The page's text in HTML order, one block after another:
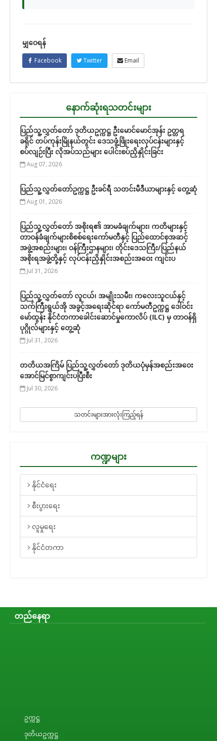
မျှဝေရန်
Facebook Twitter Email
နောက်ဆုံးရသတင်းများ
ပြည်သူ့လွှတ်တော် ဒုတိယဥက္ကဋ္ဌ ဦးမောင်မောင်အုန်း ဥတ္တရ
ခရိုင် တပ်ကုန်းမြိုနယ်တွင်း ဒေသဖွံ့ဖြိုးရေးလုပ်ငန်းများနှင့်
စပ်လျဉ်းပြီး လိုအပ်သည်များ ပေါင်းစပ်ညှိနှိုင်းခြင်း
Aug 07, 2026
ပြည်သူ့လွှတ်တော်ဥက္ကဋ္ဌ ဦးခင်ရီ သတင်းမီဒီယာများနှင့် တွေ့ဆုံ
Aug 01, 2026
ပြည်သူ့လွှတ်တော် အစိုးရ၏ အာမခံချက်များ၊ ကတိများနှင့်
တာဝန်ခံချက်များစိစစ်ရေးကော်မတီနှင့် ပြည်ထောင်စုအဆင့်
အဖွဲ့အစည်းများ၊ ဝန်ကြီးဌာနများ၊ တိုင်းဒေသကြီး/ပြည်နယ်
အစိုးရအဖွဲ့တို့နှင့် လုပ်ငန်းညှိနှိုင်းအစည်းအဝေး ကျင်းပ
Jul 31, 2026
ပြည်သူ့လွှတ်တော် လူငယ်၊ အမျိုးသမီး၊ ကလေးသူငယ်နှင့်
သက်ကြီးရွယ်အို အခွင့်အရေးဆိုင်ရာ ကော်မတီဥက္ကဋ္ဌ ဒေါ်ဝင်း
မော်ထွန်း နိုင်ငံတကာခေါင်းဆောင်မှုကောလိပ် (ILC) မှ တာဝန်ရှိ
ပုဂ္ဂိုလ်များနှင့် တွေ့ဆုံ
Jul 31, 2026
တတိယအကြိမ် ပြည်သူ့လွှတ်တော် ဒုတိယပုံမှန်အစည်းအဝေး
အောင်မြင်စွာကျင်းပပြီးစီး
Jul 30, 2026
သတင်းများအားလုံးကြည့်ရန်
ကဏ္ဍများ
နိုင်ငံရေး
စီးပွားရေး
လူမှုရေး
နိုင်ငံတကာ
တည်နေရာ
ဥက္ကဋ္ဌ
ဒုတိယဥက္ကဋ္ဌ